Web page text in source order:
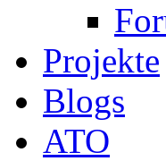
Projekte
Blogs
ATO